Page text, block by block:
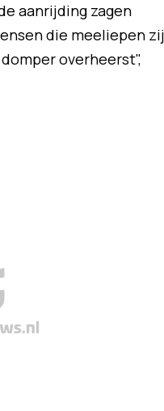
aanrijding zagen
die meeliepen
overheerst",